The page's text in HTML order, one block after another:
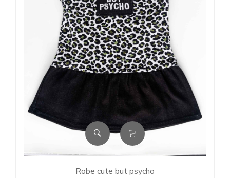
Robe cute but psycho